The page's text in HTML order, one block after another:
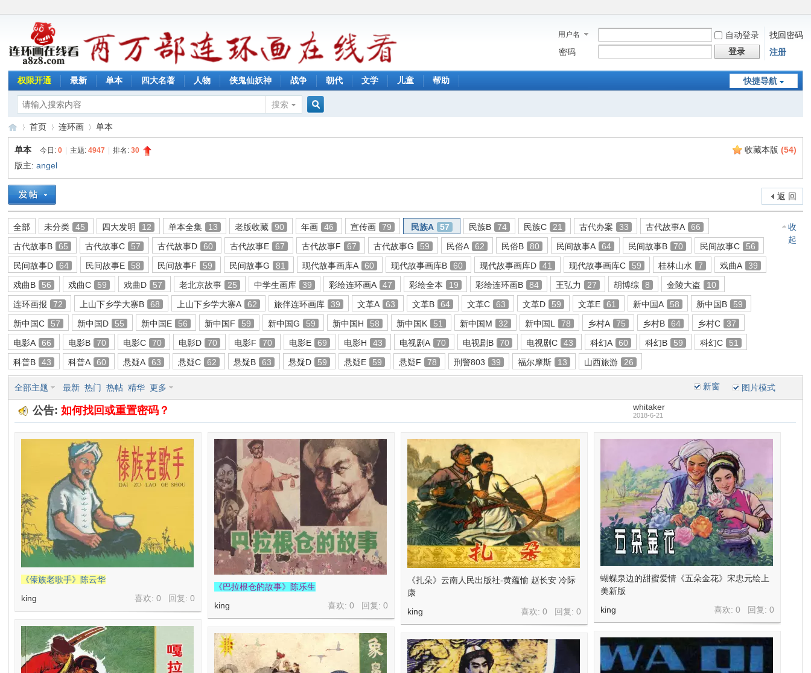
用户名 自动登录
找回密码
密码
登录 注册
快捷导航
权限开通 最新 单本 四大名著 人物 侠鬼仙妖神 战争 朝代 文学 儿童 帮助
搜索
连
环
»
首页
›
连环画
›
单本
收藏本版 (54)
单本 今日:0 主题:4947 排名:30
版主:angel
返 回
收
起
全部 未分类 45 四大发明 12 单本全集 13 老版收藏 90 年画 46 宣传画 79 民族A 57 民族B 74 民族C 21 古代办案 33 古代故事A
66
古代故事B
65 古代故事C 57 古代故事D 60 古代故事E 67 古代故事F 67 古代故事G 59 民俗A 62 民俗B 80 民间故事A 64 民间故事B 70 民间故事C
56
民间故事D
64 民间故事E 58 民间故事F 59 民间故事G 81 现代故事画库A 60 现代故事画库B 60 现代故事画库D 41 现代故事画库C 59 桂林山水 7 戏曲A
39
戏曲B
56 戏曲C 59 戏曲D 57 老北京故事 25 中学生画库 39 彩绘连环画A 47 彩绘全本 19 彩绘连环画B 84 王弘力 27 胡博综 8 金陵大盗
10
连环画报
72 上山下乡学大寨B 68 上山下乡学大寨A 62 旅伴连环画库 39 文革A 63 文革B 64 文革C 63 文革D 59 文革E 61 新中国A 58 新中国B
59
新中国C
57 新中国D 55 新中国E 56 新中国F 59 新中国G 59 新中国H 58 新中国K 51 新中国M 32 新中国L 78 乡村A 75 乡村B 64 乡村C
37
电影A
66 电影B 70 电影C 70 电影D 70 电影F 70 电影E 69 电影H 43 电视剧A 70 电视剧B 70 电视剧C 43 科幻A 60 科幻B 59 科幻C
51
科普B
43 科普A 60 悬疑A 63 悬疑C 62 悬疑B 63 悬疑D 59 悬疑E 59 悬疑F 78 刑警803 39 福尔摩斯 13 山西旅游 26
新窗
全部主题 最新 热门 热帖 精华 更多 图片模式
公告:如何找回或重置密码？ whitaker
2018-6-21
《傣族老歌手》陈云华
喜欢: 0 回复:0
king
《巴拉根仓的故事》陈乐生
喜欢: 0 回复:0
king
《扎朵》云南人民出版社-黄蕴愉 赵长安 冷际
康
喜欢: 0 回复:0
king
蝴蝶泉边的甜蜜爱情《五朵金花》宋忠元绘上
美新版
喜欢: 0 回复:0
king